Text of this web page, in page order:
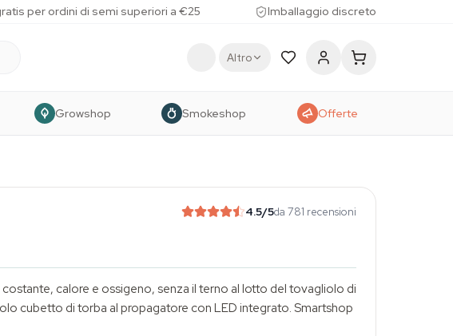
per ordini di semi superiori a €25 Imballaggio discreto
Altro
Growshop Smokeshop Offerte
4.5/5da 781 recensioni
calore e ossigeno, senza il terno al lotto del tovagliolo di
cubetto di torba al propagatore con LED integrato. Smartshop